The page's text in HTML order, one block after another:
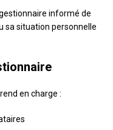
informé de
sa situation personnelle
en charge :